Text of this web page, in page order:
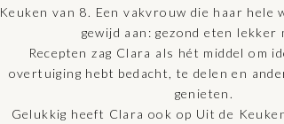
Keuken van 8. Een vakvrouw die haar hele
gewijd aan: gezond eten lekker
Recepten zag Clara als hét middel om
overtuiging hebt bedacht, te delen en
genieten.
Gelukkig heeft Clara ook op Uit de